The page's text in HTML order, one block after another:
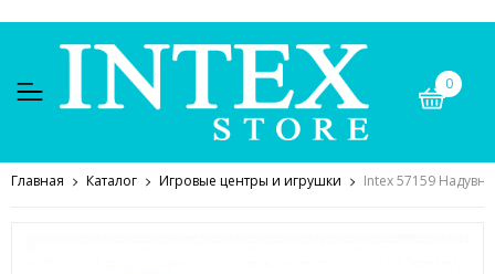
0
Главная Каталог Игровые центры и игрушки Intex 57159